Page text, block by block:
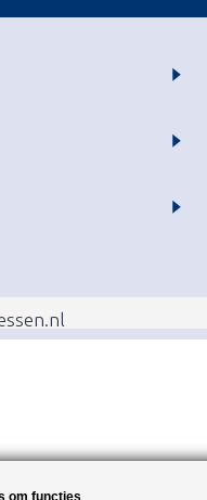
om functies